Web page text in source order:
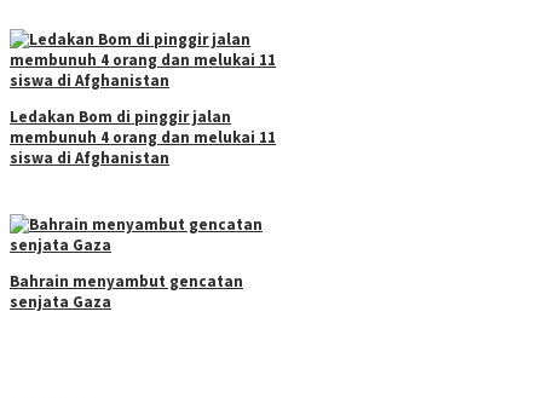
Ledakan Bom di pinggir jalan
membunuh 4 orang dan melukai 11
siswa di Afghanistan
Bahrain menyambut gencatan
senjata Gaza